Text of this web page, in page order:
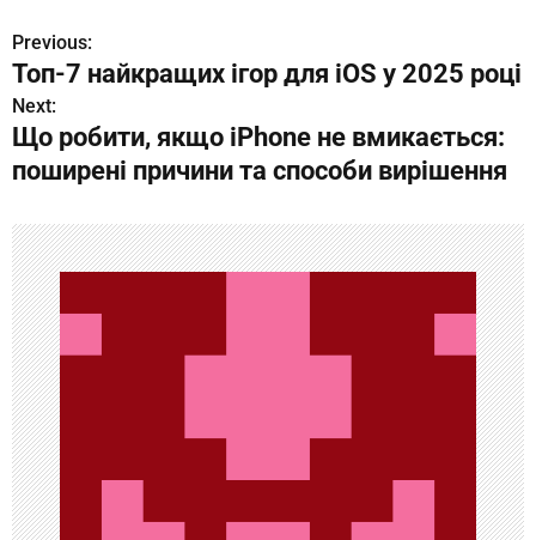
Н
а
в
и
г
а
ц
и
я
п
о
Previous:
Топ-7 найкращих ігор для iOS у 2025 році
Next:
Що робити, якщо iPhone не вмикається:
поширені причини та способи вирішення